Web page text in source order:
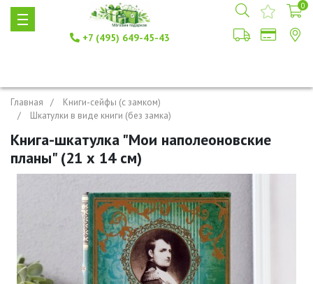
+7 (495) 649-45-43
0
Главная
Книги-сейфы (с замком)
Шкатулки в виде книги (без замка)
Книга-шкатулка "Мои наполеоновские
планы" (21 х 14 см)